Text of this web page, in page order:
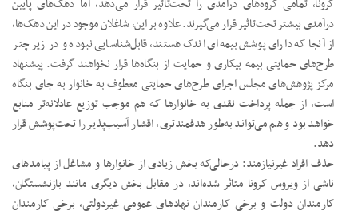
کرونا، تمامی گروه‌های درآمدی را تحت‌تاثیر قرار می‌دهد، اما دهک‌های پایین
درآمدی بیشتر تحت‌تاثیر قرار می‌گیرند. علاوه بر این، شاغلان موجود در این دهک‌ها،
از آنجا که دارای پوشش بیمه‌ای اندک هستند، قابل‌شناسایی نبوده و در زیر چتر
طرح‌های حمایتی بیمه بیکاری و حمایت از بنگاه‌ها قرار نخواهند گرفت. پیشنهاد
مرکز پژوهش‌های مجلس اجرای طرح‌‌های حمایتی معطوف به خانوار به جای بنگاه
است، از جمله پرداخت نقدی به خانوارها که هم موجب توزیع عادلانه‌تر منابع
خواهد بود و هم می‌تواند به‌طور هدفمندتری، اقشار آسیب‌پذیر را تحت‌پوشش قرار
دهد.
حذف افراد غیرنیازمند: درحالی‌که بخش زیادی از خانوارها و مشاغل از پیامدهای
ناشی از ویروس کرونا متاثر شده‌اند، در مقابل بخش دیگری مانند بازنشستگان،
کارمندان دولت و برخی کارمندان نهادهای عمومی غیردولتی، برخی کارمندان